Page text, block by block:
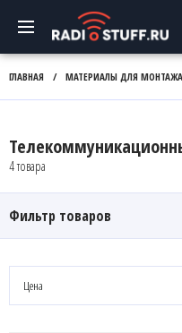
ГЛАВНАЯ / МАТЕРИАЛЫ ДЛЯ МОНТАЖА
4 товара
Фильтр товаров
Цена